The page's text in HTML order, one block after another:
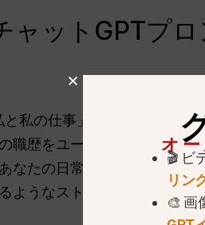
ャットGPTプ
私の仕事」風刺画がソーシ
職歴をユーモラスな作品に
なたの日常生活の中にある
ようなストーリーを語るのだ
オ
🎬 ビ
リン
🎨 画